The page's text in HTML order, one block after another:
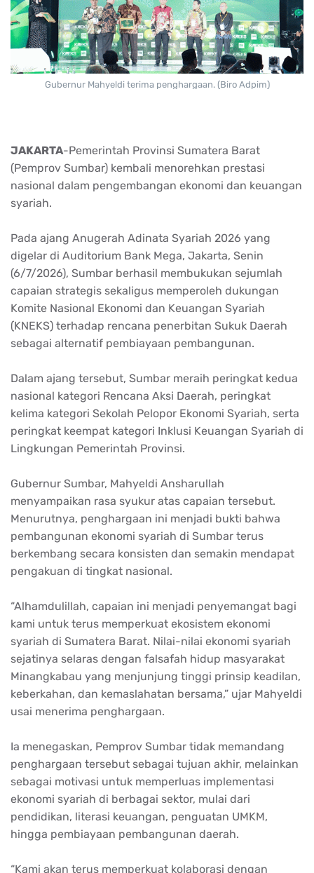
Gubernur Mahyeldi terima penghargaan. (Biro Adpim)
JAKARTA-Pemerintah Provinsi Sumatera Barat
(Pemprov Sumbar) kembali menorehkan prestasi
nasional dalam pengembangan ekonomi dan keuangan
syariah.
Pada ajang Anugerah Adinata Syariah 2026 yang
digelar di Auditorium Bank Mega, Jakarta, Senin
(6/7/2026), Sumbar berhasil membukukan sejumlah
capaian strategis sekaligus memperoleh dukungan
Komite Nasional Ekonomi dan Keuangan Syariah
(KNEKS) terhadap rencana penerbitan Sukuk Daerah
sebagai alternatif pembiayaan pembangunan.
Dalam ajang tersebut, Sumbar meraih peringkat kedua
nasional kategori Rencana Aksi Daerah, peringkat
kelima kategori Sekolah Pelopor Ekonomi Syariah, serta
peringkat keempat kategori Inklusi Keuangan Syariah di
Lingkungan Pemerintah Provinsi.
Gubernur Sumbar, Mahyeldi Ansharullah
menyampaikan rasa syukur atas capaian tersebut.
Menurutnya, penghargaan ini menjadi bukti bahwa
pembangunan ekonomi syariah di Sumbar terus
berkembang secara konsisten dan semakin mendapat
pengakuan di tingkat nasional.
“Alhamdulillah, capaian ini menjadi penyemangat bagi
kami untuk terus memperkuat ekosistem ekonomi
syariah di Sumatera Barat. Nilai-nilai ekonomi syariah
sejatinya selaras dengan falsafah hidup masyarakat
Minangkabau yang menjunjung tinggi prinsip keadilan,
keberkahan, dan kemaslahatan bersama,” ujar Mahyeldi
usai menerima penghargaan.
Ia menegaskan, Pemprov Sumbar tidak memandang
penghargaan tersebut sebagai tujuan akhir, melainkan
sebagai motivasi untuk memperluas implementasi
ekonomi syariah di berbagai sektor, mulai dari
pendidikan, literasi keuangan, penguatan UMKM,
hingga pembiayaan pembangunan daerah.
“Kami akan terus memperkuat kolaborasi dengan